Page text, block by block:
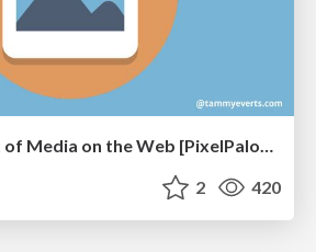
The Hidden Cost of Media on the Web [PixelPalooza 2025]
2 420